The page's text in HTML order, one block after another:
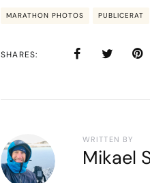
MARATHON PHOTOS PUBLICERAT
SHARES
WRITTEN BY
Mikael